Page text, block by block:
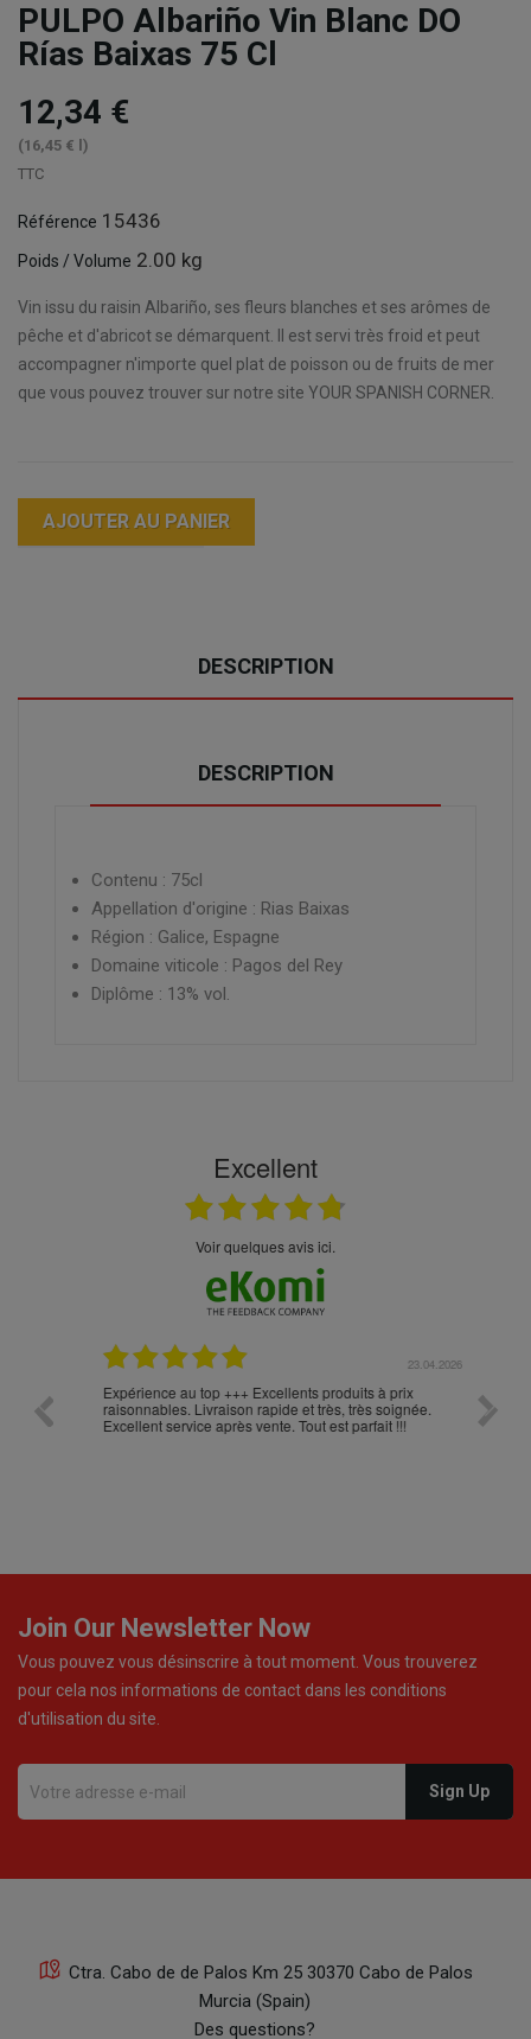
PULPO Albariño Vin Blanc DO
Rías Baixas 75 Cl
12,34 €
(16,45 € l)
TTC
Référence 15436
Poids / Volume 2.00 kg
Vin issu du raisin Albariño, ses fleurs blanches et ses arômes de
pêche et d'abricot se démarquent. Il est servi très froid et peut
accompagner n'importe quel plat de poisson ou de fruits de mer
que vous pouvez trouver sur notre site YOUR SPANISH CORNER.
AJOUTER AU PANIER
DESCRIPTION
DESCRIPTION
Contenu : 75cl
Appellation d'origine : Rias Baixas
Région : Galice, Espagne
Domaine viticole : Pagos del Rey
Diplôme : 13% vol.
Excellent
Voir quelques avis ici.
23.04.2026
Expérience au top +++ Excellents produits à prix
raisonnables. Livraison rapide et très, très soignée.
Excellent service après vente. Tout est parfait !!!
Join Our Newsletter Now
Vous pouvez vous désinscrire à tout moment. Vous trouverez
pour cela nos informations de contact dans les conditions
d'utilisation du site.
Ctra. Cabo de de Palos Km 25 30370 Cabo de Palos
Murcia (Spain)
Des questions?